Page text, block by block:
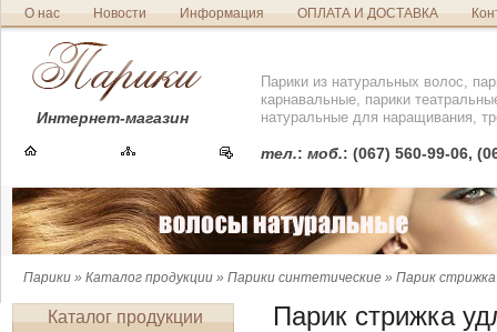
О нас Новости Информация ОПЛАТА И ДОСТАВКА
Интернет-магазин
Парики из натуральных волос,
карнавальные, парики
натуральные для наращивания,
тел.: моб.: (067) 560-99-06,
Парики » Каталог продукции » Парики синтетические » Парик
Каталог продукции Парик стрижка